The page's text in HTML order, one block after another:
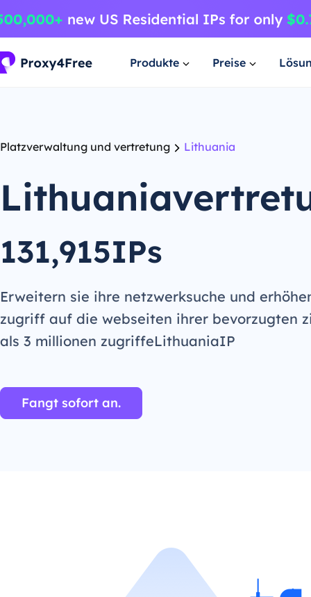
Produkte Preise
Platzverwaltung und vertretung Lithuania
131,915IPs
Erweitern sie ihre netzwerksuche und
zugriff auf die webseiten ihrer bevorzugten
als 3 millionen zugriffeLithuaniaIP
Fangt sofort an.